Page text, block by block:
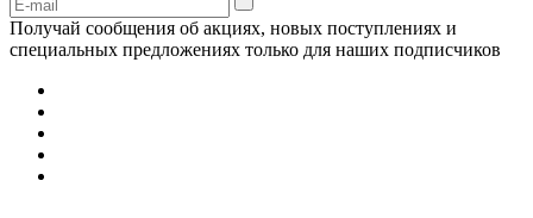
Получай сообщения об акциях, новых поступлениях и
специальных предложениях только для наших подписчиков